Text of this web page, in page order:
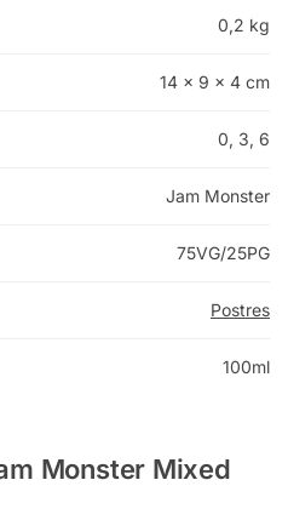
0,2 kg
14 × 9 × 4 cm
0, 3, 6
Jam Monster
75VG/25PG
Postres
100ml
Monster Mixed